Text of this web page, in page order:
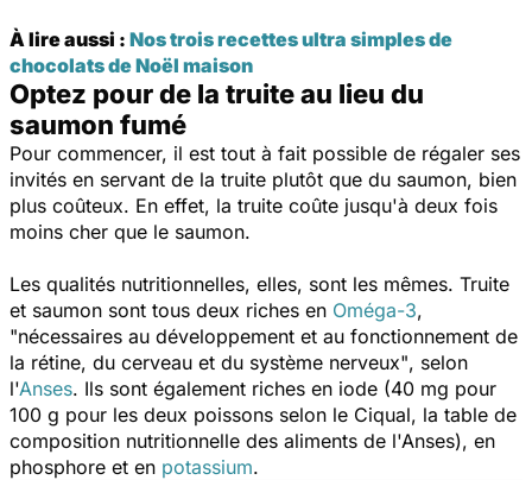
À lire aussi : Nos trois recettes ultra simples de
chocolats de Noël maison
Optez pour de la truite au lieu du
saumon fumé
Pour commencer, il est tout à fait possible de régaler ses
invités en servant de la truite plutôt que du saumon, bien
plus coûteux. En effet, la truite coûte jusqu'à deux fois
moins cher que le saumon.
Les qualités nutritionnelles, elles, sont les mêmes. Truite
et saumon sont tous deux riches en Oméga-3,
"nécessaires au développement et au fonctionnement de
la rétine, du cerveau et du système nerveux", selon
l'Anses. Ils sont également riches en iode (40 mg pour
100 g pour les deux poissons selon le Ciqual, la table de
composition nutritionnelle des aliments de l'Anses), en
phosphore et en potassium.